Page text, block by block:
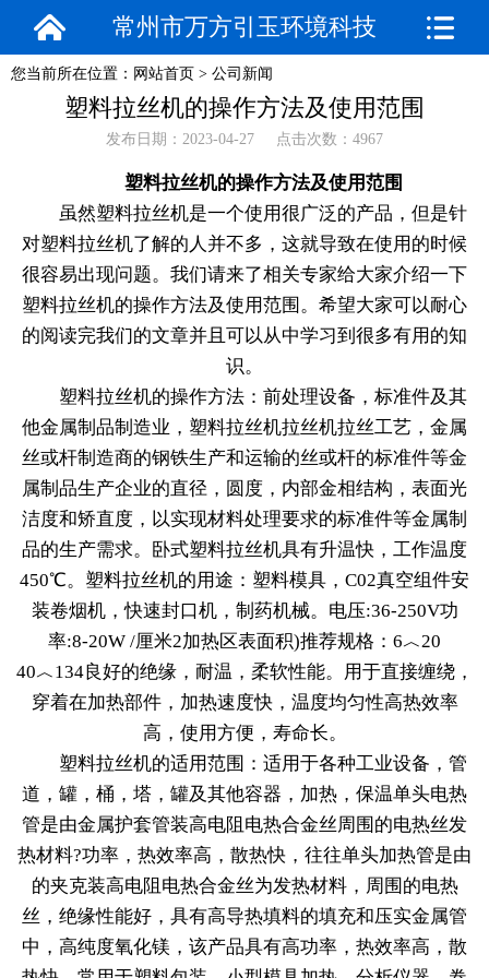
常州市万方引玉环境科技
有限公司
您当前所在位置： 网站首页 > 公司新闻
塑料拉丝机的操作方法及使用范围
发布日期：2023-04-27 点击次数：4967
塑料拉丝机的操作方法及使用范围
虽然塑料拉丝机是一个使用很广泛的产品，但是针
对塑料拉丝机了解的人并不多，这就导致在使用的时候
很容易出现问题。我们请来了相关专家给大家介绍一下
塑料拉丝机的操作方法及使用范围。希望大家可以耐心
的阅读完我们的文章并且可以从中学习到很多有用的知
识。
塑料拉丝机的操作方法：前处理设备，标准件及其
他金属制品制造业，塑料拉丝机拉丝机拉丝工艺，金属
丝或杆制造商的钢铁生产和运输的丝或杆的标准件等金
属制品生产企业的直径，圆度，内部金相结构，表面光
洁度和矫直度，以实现材料处理要求的标准件等金属制
品的生产需求。卧式塑料拉丝机具有升温快，工作温度
450℃。塑料拉丝机的用途：塑料模具，C02真空组件安
装卷烟机，快速封口机，制药机械。电压:36-250V功
率:8-20W /厘米2加热区表面积)推荐规格：6︿20
40︿134良好的绝缘，耐温，柔软性能。用于直接缠绕，
穿着在加热部件，加热速度快，温度均匀性高热效率
高，使用方便，寿命长。
塑料拉丝机的适用范围：适用于各种工业设备，管
道，罐，桶，塔，罐及其他容器，加热，保温单头电热
管是由金属护套管装高电阻电热合金丝周围的电热丝发
热材料?功率，热效率高，散热快，往往单头加热管是由
的夹克装高电阻电热合金丝为发热材料，周围的电热
丝，绝缘性能好，具有高导热填料的填充和压实金属管
中，高纯度氧化镁，该产品具有高功率，热效率高，散